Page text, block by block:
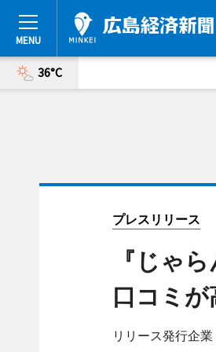
36°C
プレスリリース
『じゃ
口コミ
リリース発行企